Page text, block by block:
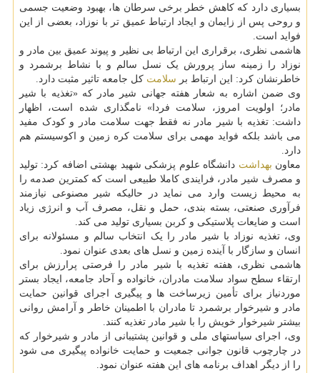
بسیاری دارد که کاهش خطر برخی سرطان ها، بهبود وضعیت جسمی
و روحی پس از زایمان و ایجاد ارتباط عمیق تر با نوزاد، بعضی از این
فواید است.
هاشمی نظری، برقراری این ارتباط بی نظیر و پیوند عمیق بین مادر و
نوزاد را زمینه ساز پرورش یک نسل سالم و با نشاط برشمرد و
خاطرنشان کرد: این ارتباط بر سلامت کل جامعه تاثیر مثبت دارد.
وی ضمن اشاره به شعار هفته جهانی شیر مادر که «تغذیه با شیر
مادر؛ اولویت امروز، سلامت فردا» نامگذاری شده است، اظهار
داشت: تغذیه با شیر مادر نه فقط جهت سلامت مادر و کودک مفید
می باشد بلکه فواید مهمی برای سلامت کره زمین و اکوسیستم هم
دارد.
معاون بهداشت دانشگاه علوم پزشکی شهید بهشتی اضافه کرد: تولید
و مصرف شیر مادر، فرایندی کاملا طبیعی است که کمترین صدمه را
به محیط زیست وارد می نماید در حالیکه شیر مصنوعی نیازمند
فرآوری صنعتی، بسته بندی، حمل و نقل، مصرف آب و انرژی زیاد
است و ضایعات پلاستیکی و کربن بسیاری تولید می کند.
وی، تغذیه نوزاد با شیر مادر را یک انتخاب سالم و مسئولانه برای
انسان و سازگار با آینده زمین و نسل های بعدی عنوان نمود.
هاشمی نظری، هفته تغذیه با شیر مادر را فرصتی پرارزش برای
ارتقاء سطح سواد سلامت مادران، خانواده و آحاد جامعه، ایجاد بستر
موردنیاز برای تأمین زیرساخت ها و پیگیری اجرای قوانین حمایت
مادر و شیرخوار برشمرد تا مادران با اطمینان خاطر و آرامش روانی
بیشتر شیرخوار خویش را با شیر مادر تغذیه کنند.
وی، اجرای سیاستهای ملی و قوانین پشتیبانی از مادر و شیرخوار که
در چارچوب قانون جوانی جمعیت و حمایت خانواده پیگیری می شود
را از دیگر اهداف برنامه های این هفته عنوان نمود.